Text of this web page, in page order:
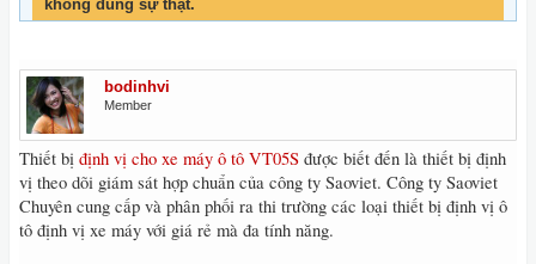
không đúng sự thật.
bodinhvi
Member
Thiết bị định vị cho xe máy ô tô VT05S được biết đến là thiết bị định
vị theo dõi giám sát hợp chuẩn của công ty Saoviet. Công ty Saoviet
Chuyên cung cấp và phân phối ra thi trường các loại thiết bị định vị ô
tô định vị xe máy với giá rẻ mà đa tính năng.